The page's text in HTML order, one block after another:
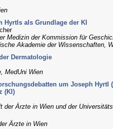
Hyrtls als Grundlage der KI
Medizin der Kommission für
Akademie der Wissenschaften,
Dermatologie
MedUni Wien
um Joseph Hyrtl
(KI)
der Ärzte in Wien und der
Ärzte in Wien